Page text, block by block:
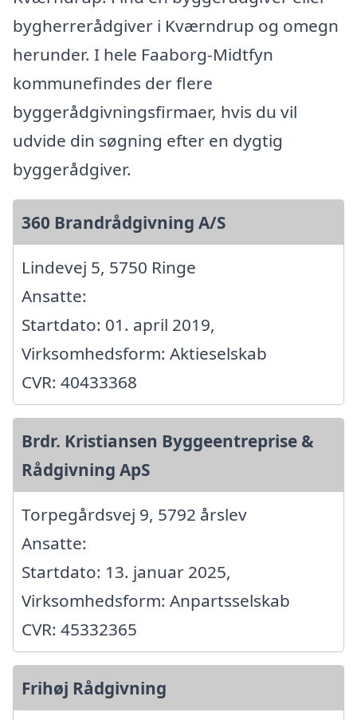
bygherrerådgiver i Kværndrup og omegn
herunder. I hele Faaborg-Midtfyn
kommunefindes der flere
byggerådgivningsfirmaer, hvis du vil
udvide din søgning efter en dygtig
byggerådgiver.
360 Brandrådgivning A/S
Lindevej 5, 5750 Ringe
Ansatte:
Startdato: 01. april 2019,
Virksomhedsform: Aktieselskab
CVR: 40433368
Brdr. Kristiansen Byggeentreprise &
Rådgivning ApS
Torpegårdsvej 9, 5792 årslev
Ansatte:
Startdato: 13. januar 2025,
Virksomhedsform: Anpartsselskab
CVR: 45332365
Frihøj Rådgivning